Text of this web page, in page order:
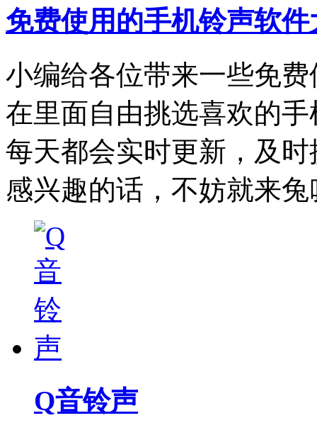
免费使用的手机铃声软件
小编给各位带来一些免
在里面自由挑选喜欢的
每天都会实时更新，及
感兴趣的话，不妨就来
Q音铃声